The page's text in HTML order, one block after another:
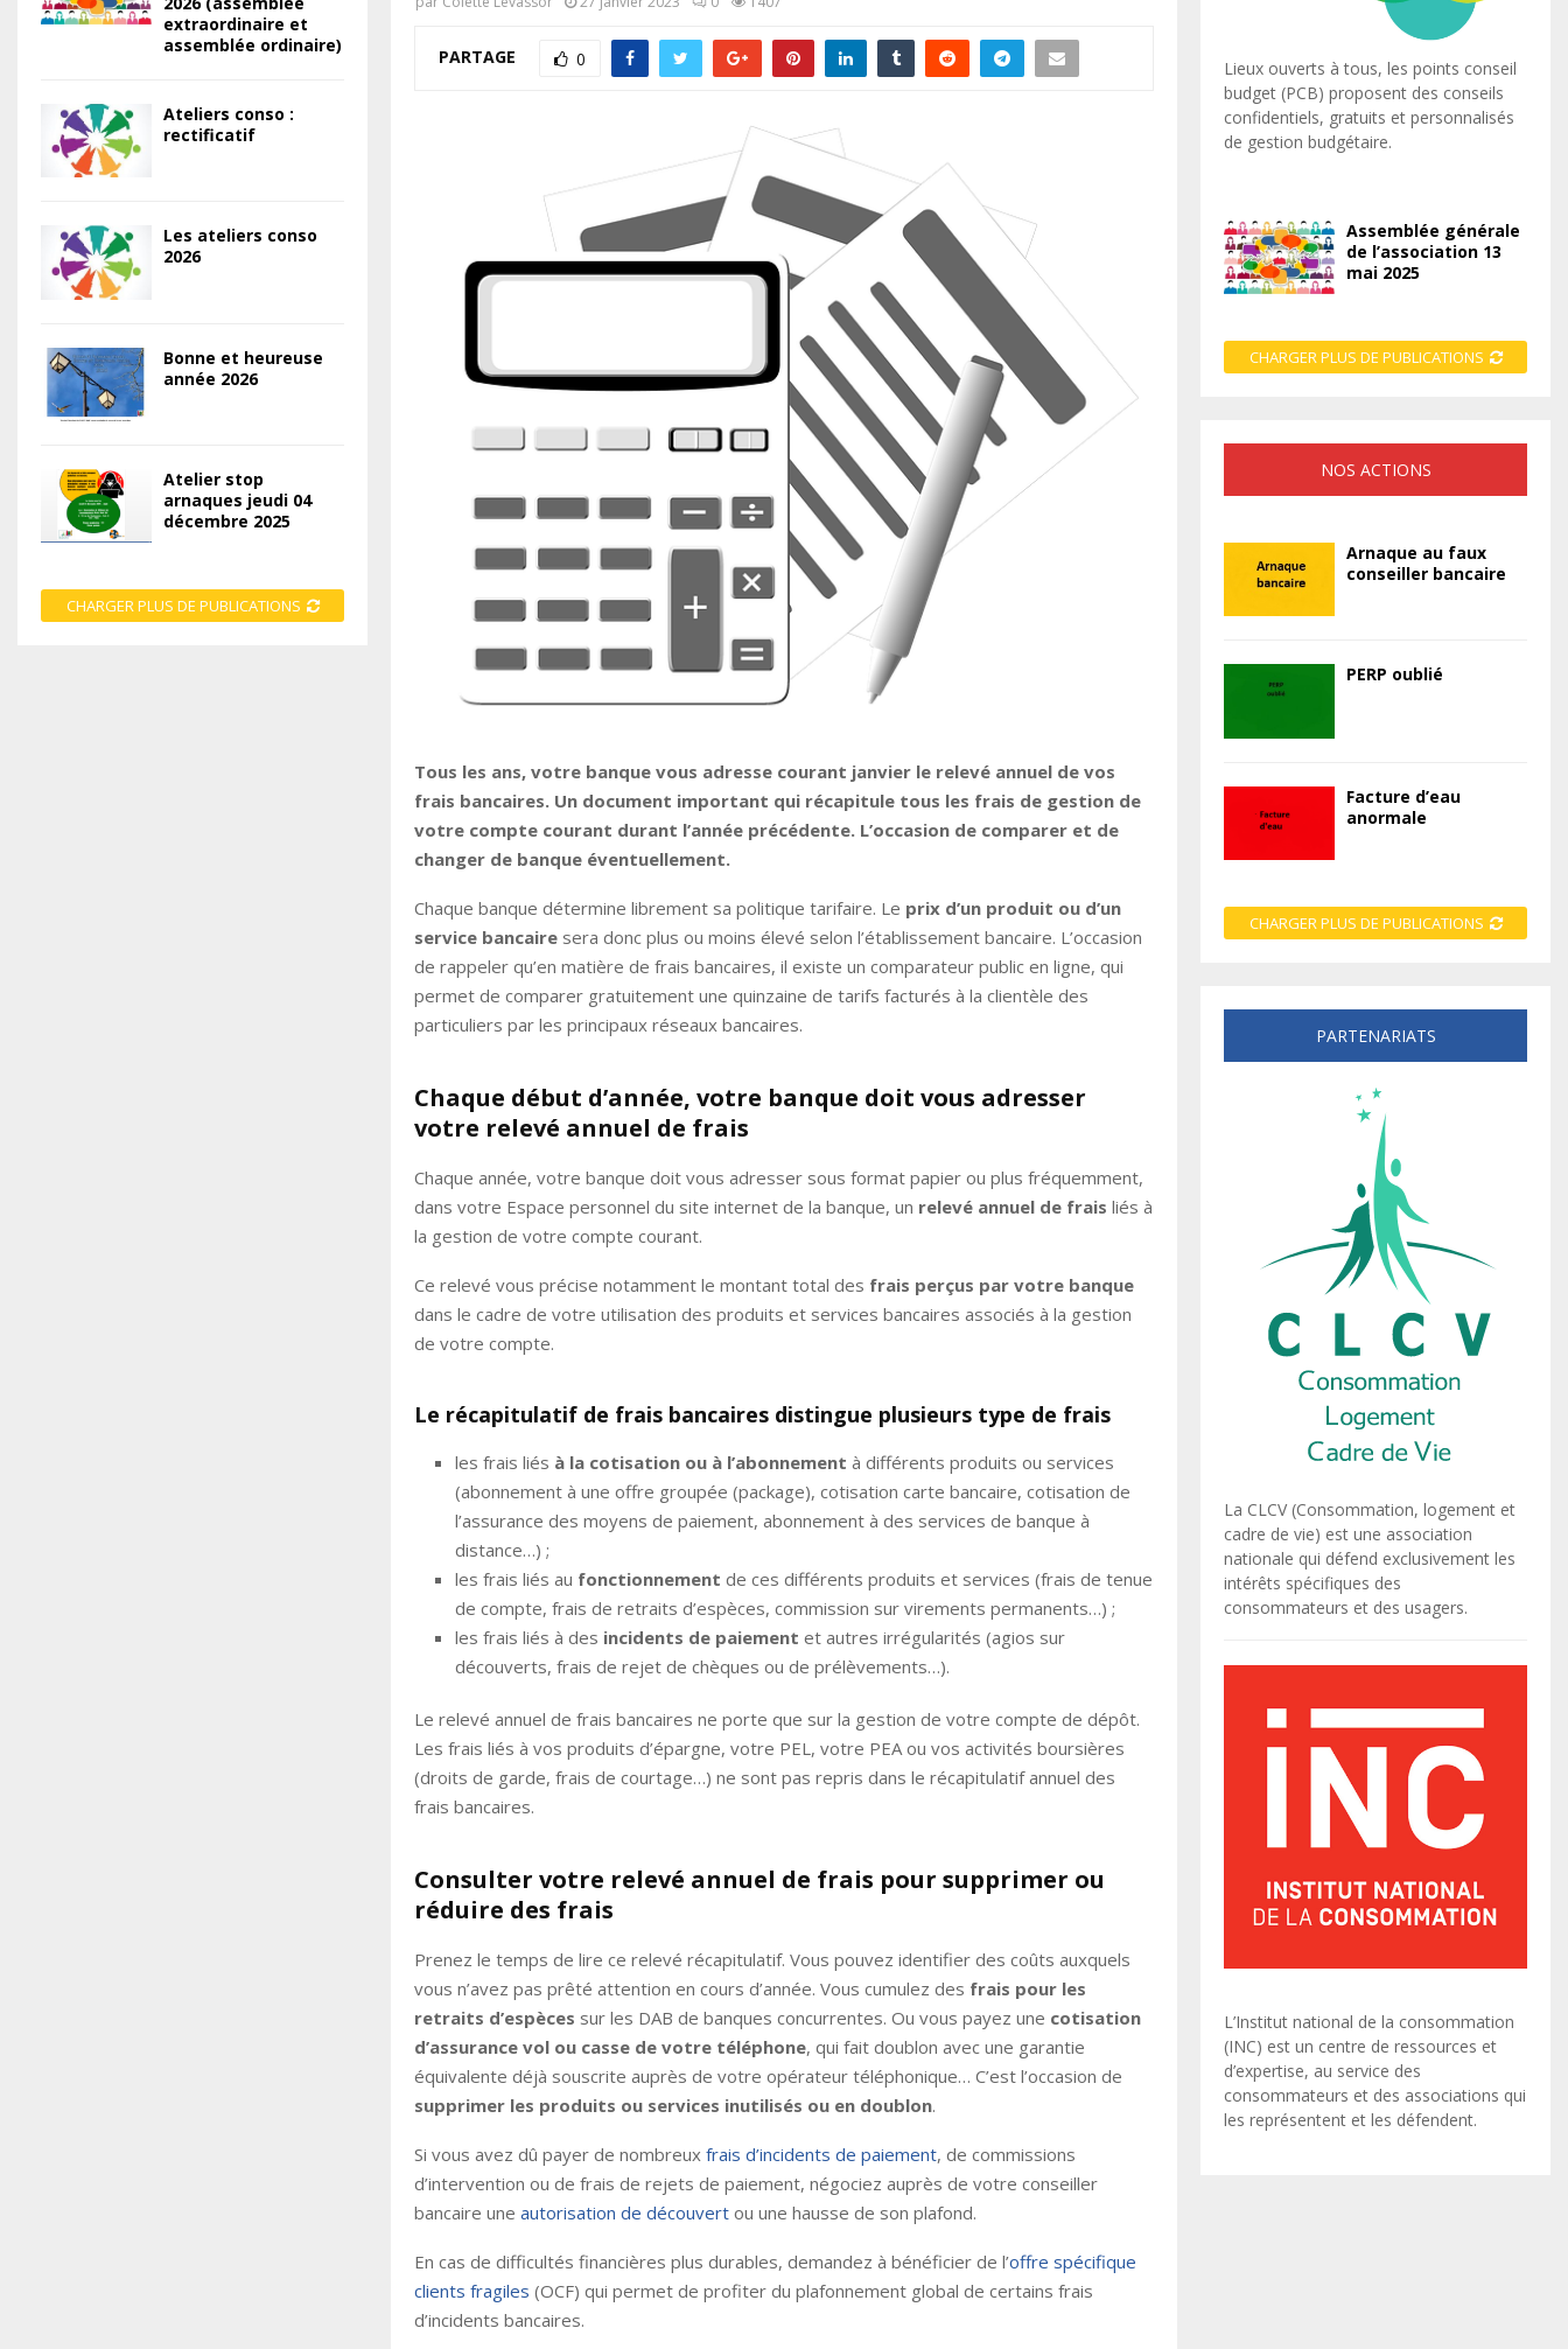
PARTAGE 0
Tous les ans, votre banque vous adresse courant janvier le relevé annuel de vos
frais bancaires. Un document important qui récapitule tous les frais de gestion de
votre compte courant durant l’année précédente. L’occasion de comparer et de
changer de banque éventuellement.
Chaque banque détermine librement sa politique tarifaire. Le prix d’un produit ou d’un
service bancaire sera donc plus ou moins élevé selon l’établissement bancaire. L’occasion
de rappeler qu’en matière de frais bancaires, il existe un comparateur public en ligne, qui
permet de comparer gratuitement une quinzaine de tarifs facturés à la clientèle des
particuliers par les principaux réseaux bancaires.
Chaque début d’année, votre banque doit vous adresser
votre relevé annuel de frais
Chaque année, votre banque doit vous adresser sous format papier ou plus fréquemment,
dans votre Espace personnel du site internet de la banque, un relevé annuel de frais liés à
la gestion de votre compte courant.
Ce relevé vous précise notamment le montant total des frais perçus par votre banque
dans le cadre de votre utilisation des produits et services bancaires associés à la gestion
de votre compte.
Le récapitulatif de frais bancaires distingue plusieurs type de frais
les frais liés à la cotisation ou à l’abonnement à différents produits ou services
(abonnement à une offre groupée (package), cotisation carte bancaire, cotisation de
l’assurance des moyens de paiement, abonnement à des services de banque à
distance…) ;
les frais liés au fonctionnement de ces différents produits et services (frais de tenue
de compte, frais de retraits d’espèces, commission sur virements permanents…) ;
les frais liés à des incidents de paiement et autres irrégularités (agios sur
découverts, frais de rejet de chèques ou de prélèvements…).
Le relevé annuel de frais bancaires ne porte que sur la gestion de votre compte de dépôt.
Les frais liés à vos produits d’épargne, votre PEL, votre PEA ou vos activités boursières
(droits de garde, frais de courtage…) ne sont pas repris dans le récapitulatif annuel des
frais bancaires.
Consulter votre relevé annuel de frais pour supprimer ou
réduire des frais
Prenez le temps de lire ce relevé récapitulatif. Vous pouvez identifier des coûts auxquels
vous n’avez pas prêté attention en cours d’année. Vous cumulez des frais pour les
retraits d’espèces sur les DAB de banques concurrentes. Ou vous payez une cotisation
d’assurance vol ou casse de votre téléphone, qui fait doublon avec une garantie
équivalente déjà souscrite auprès de votre opérateur téléphonique… C’est l’occasion de
supprimer les produits ou services inutilisés ou en doublon.
Si vous avez dû payer de nombreux frais d’incidents de paiement, de commissions
d’intervention ou de frais de rejets de paiement, négociez auprès de votre conseiller
bancaire une autorisation de découvert ou une hausse de son plafond.
En cas de difficultés financières plus durables, demandez à bénéficier de l’offre spécifique
clients fragiles (OCF) qui permet de profiter du plafonnement global de certains frais
d’incidents bancaires.
extraordinaire et
assemblée ordinaire)
Ateliers conso :
rectificatif
Les ateliers conso
2026
Bonne et heureuse
année 2026
Atelier stop
arnaques jeudi 04
décembre 2025
CHARGER PLUS DE PUBLICATIONS
Lieux ouverts à tous, les points conseil
budget (PCB) proposent des conseils
confidentiels, gratuits et personnalisés
de gestion budgétaire.
Assemblée générale
de l’association 13
mai 2025
CHARGER PLUS DE PUBLICATIONS
NOS ACTIONS
Arnaque au faux
conseiller bancaire
PERP oublié
Facture d’eau
anormale
CHARGER PLUS DE PUBLICATIONS
PARTENARIATS
La CLCV (Consommation, logement et
cadre de vie) est une association
nationale qui défend exclusivement les
intérêts spécifiques des
consommateurs et des usagers.
L’Institut national de la consommation
(INC) est un centre de ressources et
d’expertise, au service des
consommateurs et des associations qui
les représentent et les défendent.